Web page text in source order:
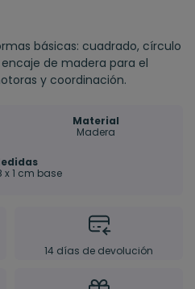
básicas: cuadrado, círculo
de madera para el
y coordinación.
Material
Madera
x 1 cm base
14 días de devolución